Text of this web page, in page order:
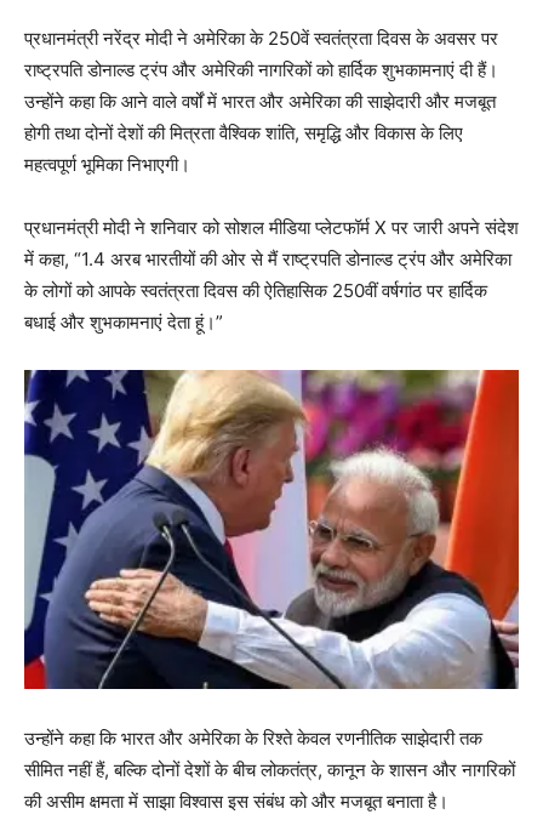
प्रधानमंत्री नरेंद्र मोदी ने अमेरिका के 250वें स्वतंत्रता दिवस के अवसर पर
राष्ट्रपति डोनाल्ड ट्रंप और अमेरिकी नागरिकों को हार्दिक शुभकामनाएं दी हैं।
उन्होंने कहा कि आने वाले वर्षों में भारत और अमेरिका की साझेदारी और मजबूत
होगी तथा दोनों देशों की मित्रता वैश्विक शांति, समृद्धि और विकास के लिए
महत्वपूर्ण भूमिका निभाएगी।
प्रधानमंत्री मोदी ने शनिवार को सोशल मीडिया प्लेटफॉर्म X पर जारी अपने संदेश
में कहा, “1.4 अरब भारतीयों की ओर से मैं राष्ट्रपति डोनाल्ड ट्रंप और अमेरिका
के लोगों को आपके स्वतंत्रता दिवस की ऐतिहासिक 250वीं वर्षगांठ पर हार्दिक
बधाई और शुभकामनाएं देता हूं।”
उन्होंने कहा कि भारत और अमेरिका के रिश्ते केवल रणनीतिक साझेदारी तक
सीमित नहीं हैं, बल्कि दोनों देशों के बीच लोकतंत्र, कानून के शासन और नागरिकों
की असीम क्षमता में साझा विश्वास इस संबंध को और मजबूत बनाता है।